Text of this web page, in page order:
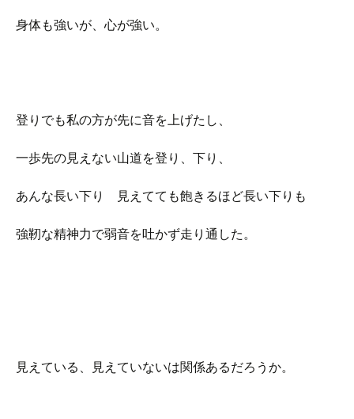
身体も強いが、心が強い。
登りでも私の方が先に音を上げたし、
一歩先の見えない山道を登り、下り、
あんな長い下り 見えてても飽きるほど長い下りも
強靭な精神力で弱音を吐かず走り通した。
見えている、見えていないは関係あるだろうか。